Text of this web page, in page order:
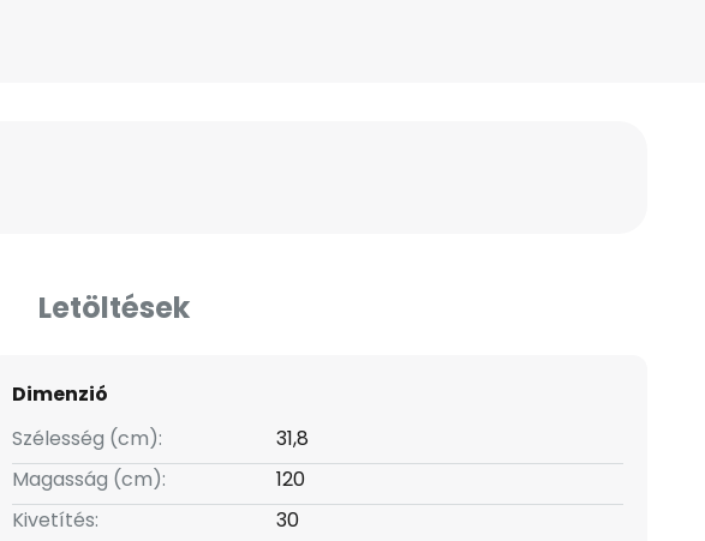
Letöltések
Dimenzió
Szélesség (cm):
31,8
Magasság (cm):
120
Kivetítés:
30